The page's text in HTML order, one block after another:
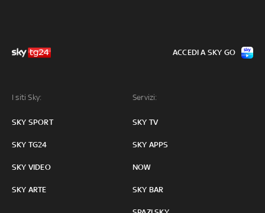
I siti Sky:
SKY SPORT
SKY TG24
SKY VIDEO
SKY ARTE
Servizi:
SKY TV
SKY APPS
NOW
SKY BAR
ACCEDI A SKY GO